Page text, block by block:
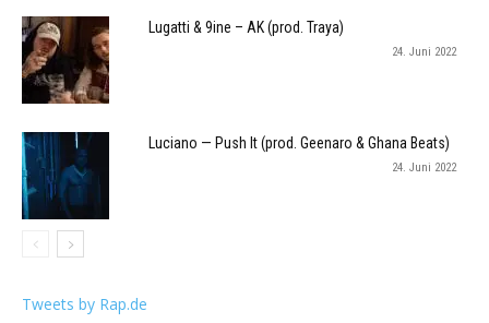
Lugatti & 9ine – AK (prod. Traya)
24. Juni 2022
Luciano — Push It (prod. Geenaro & Ghana Beats)
24. Juni 2022
Tweets by Rap.de